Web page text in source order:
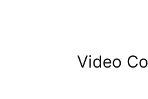
Video